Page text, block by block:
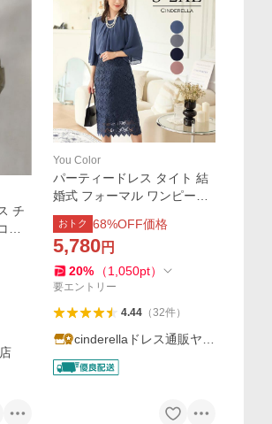
チ
ー
ン
ス
You Color
パーティードレス タイト 結
婚式 フォーマル ワンピース
タイト ロング 大きいサイズ
お呼ばれ 結婚式ドレス オケ
ージョン 演奏会 披露宴 発表
会 半袖 yj188538
おトク 68%OFF価格
5,780円
20% （1,050pt）
要エントリー
4.44（32件）
cinderellaドレス通販ヤフ
ー店